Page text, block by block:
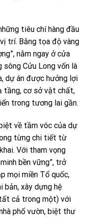
tiêu chí hàng đầu
trí. Bằng tọa độ vàng
nằm ngay ở cửa
sông Cửu Long vốn là
dự án được hưởng lợi
tầng, cơ sở vật chất,
trong tương lai gần.
về tầm vóc của dự
từng chi tiết từ
Với tham vọng
bền vững”, trở
mọi miền Tổ quốc,
bản, xây dựng hệ
cả trong một) với
phố vườn, biệt thư